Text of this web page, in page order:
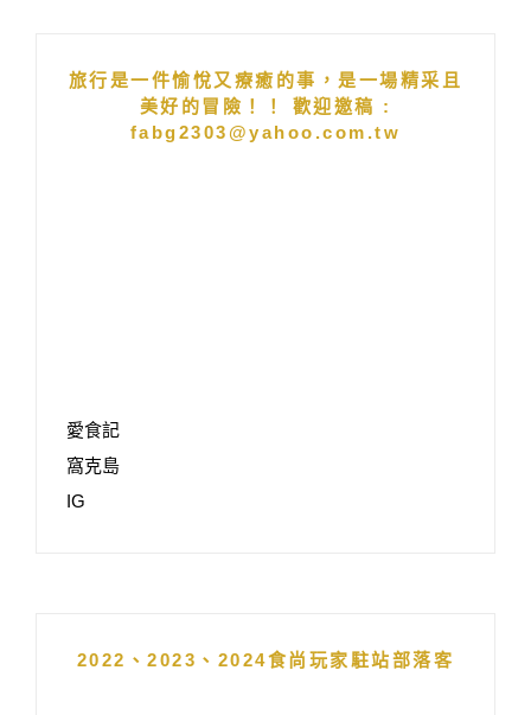
旅行是一件愉悅又療癒的事，是一場精采且
美好的冒險！！ 歡迎邀稿 :
fabg2303@yahoo.com.tw
愛食記
窩克島
IG
2022、2023、2024食尚玩家駐站部落客